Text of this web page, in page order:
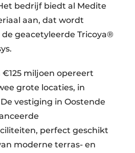
bedrijf biedt al Medite
aan, dat wordt
geacetyleerde Tricoya®
miljoen opereert
grote locaties, in
vestiging in Oostende
perfect geschikt
moderne terras- en